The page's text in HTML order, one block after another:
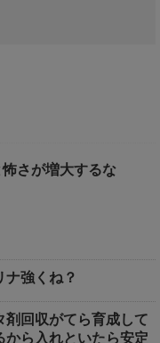
怖さが増大するな
ナ強くね？
剤回収がてら育成して
から入れといたら安定